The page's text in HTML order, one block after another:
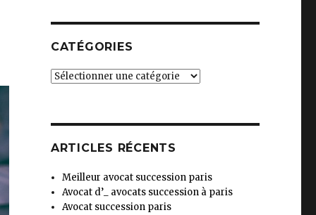
CATÉGORIES
Catégories
ARTICLES RÉCENTS
Meilleur avocat succession paris
Avocat d’_ avocats succession à paris
Avocat succession paris